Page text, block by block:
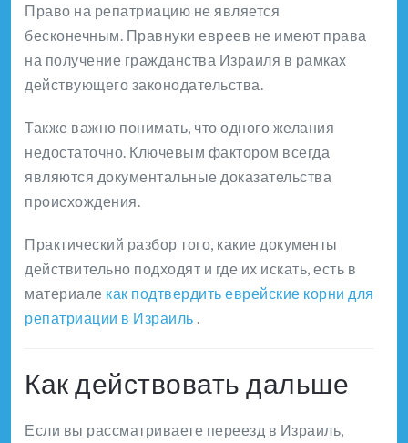
Право на репатриацию не является
бесконечным. Правнуки евреев не имеют права
на получение гражданства Израиля в рамках
действующего законодательства.
Также важно понимать, что одного желания
недостаточно. Ключевым фактором всегда
являются документальные доказательства
происхождения.
Практический разбор того, какие документы
действительно подходят и где их искать, есть в
материале как подтвердить еврейские корни для
репатриации в Израиль
Как действовать дальше
Если вы рассматриваете переезд в Израиль,